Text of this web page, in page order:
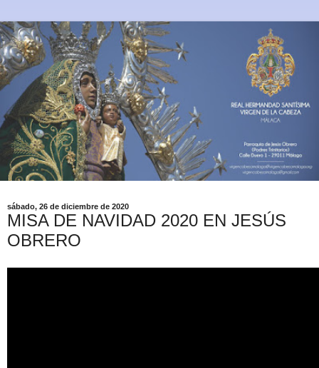
sábado, 26 de diciembre de 2020
MISA DE NAVIDAD 2020 EN JESÚS
OBRERO